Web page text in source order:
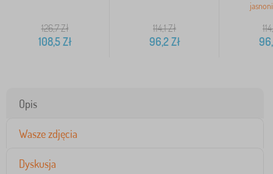
126,7Zł
108,5Zł
114,1Zł
96,2Zł
Opis
Wasze zdjęcia
Dyskusja